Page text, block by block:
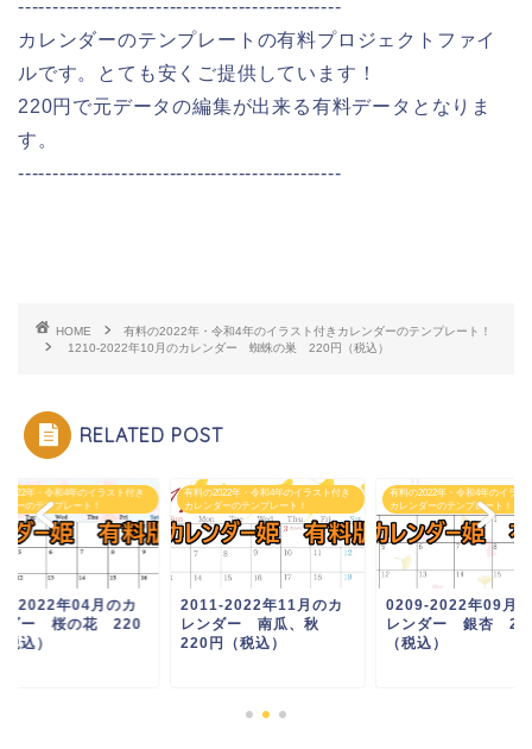
-----------------------------------------------
カレンダーのテンプレートの有料プロジェクトファイ
ルです。とても安くご提供しています！
220円で元データの編集が出来る有料データとなりま
す。
-----------------------------------------------
HOME
有料の2022年・令和4年のイラスト付きカレンダーのテンプレート！
1210-2022年10月のカレンダー 蜘蛛の巣 220円（税込）
RELATED POST
2022年・令和4年のイラスト付き
ダーのテンプレート！
2022年04月のカ
ダー 桜の花 220
込）
有料の2022年・令和4年のイラスト付き
カレンダーのテンプレート！
2011-2022年11月のカ
レンダー 南瓜、秋
220円（税込）
有料の2022年・令和4年のイラス
カレンダーのテンプレート！
0209-2022年09月
レンダー 銀杏
（税込）